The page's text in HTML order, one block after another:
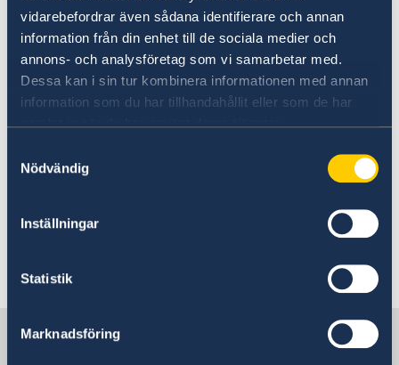
vidarebefordrar även sådana identifierare och annan
information från din enhet till de sociala medier och
annons- och analysföretag som vi samarbetar med.
Dessa kan i sin tur kombinera informationen med annan
information som du har tillhandahållit eller som de har
samlat in när du har använt deras tjänster.
Nödvändig
Inställningar
Statistik
Marknadsföring
Hälso- och sjukvård
Falck Global Assistance
Här finns grundläggande information som
dessutom ytterligare villkor. Kontakta ansvarig
ambassad för mer information.
Sverige i Sydsudan